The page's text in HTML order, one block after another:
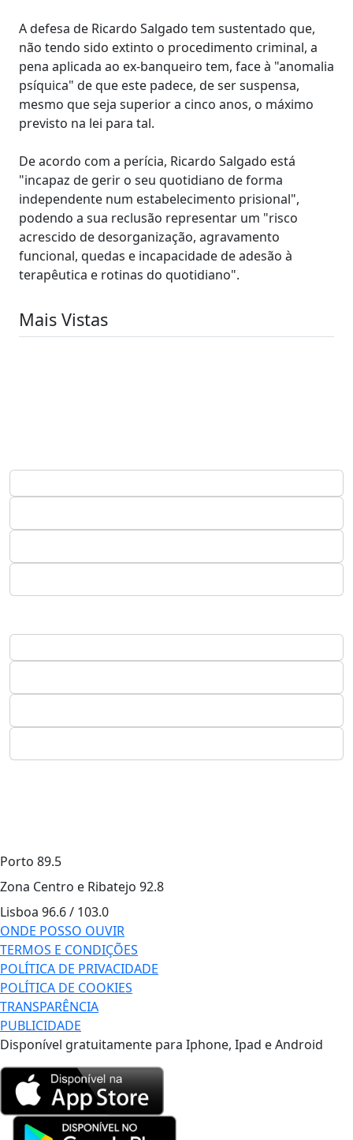
A defesa de Ricardo Salgado tem sustentado que,
não tendo sido extinto o procedimento criminal, a
pena aplicada ao ex-banqueiro tem, face à "anomalia
psíquica" de que este padece, de ser suspensa,
mesmo que seja superior a cinco anos, o máximo
previsto na lei para tal.
De acordo com a perícia, Ricardo Salgado está
"incapaz de gerir o seu quotidiano de forma
independente num estabelecimento prisional",
podendo a sua reclusão representar um "risco
acrescido de desorganização, agravamento
funcional, quedas e incapacidade de adesão à
terapêutica e rotinas do quotidiano".
Mais Vistas
Porto 89.5
Zona Centro e Ribatejo 92.8
Lisboa 96.6 / 103.0
ONDE POSSO OUVIR
TERMOS E CONDIÇÕES
POLÍTICA DE PRIVACIDADE
POLÍTICA DE COOKIES
TRANSPARÊNCIA
PUBLICIDADE
Disponível gratuitamente para Iphone, Ipad e Android